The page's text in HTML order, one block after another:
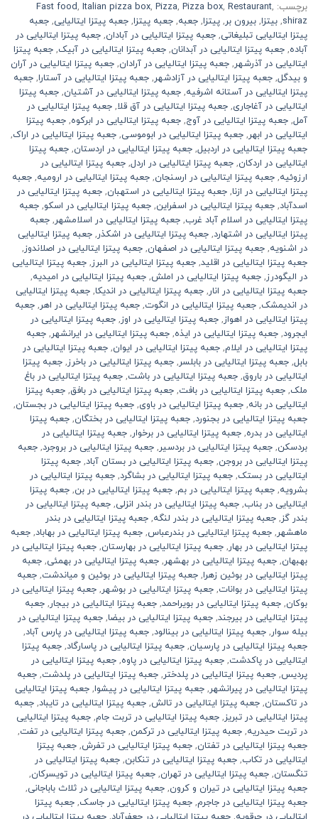
برچسب:
Fast food, Italian pizza box, Pizza, Pizza box, Restaurant,
shiraz
, بيتزا, بیرون بر, پیتزا, جعبه, جعبه پیتزا, جعبه پیتزا ایتالیایی, جعبه
پیتزا ایتالیایی تبلیغاتی, جعبه پیتزا ایتالیایی در آبادان, جعبه پیتزا ایتالیایی در
آباده, جعبه پیتزا ایتالیایی در آبدانان, جعبه پیتزا ایتالیایی در آبیک, جعبه پیتزا
ایتالیایی در آذرشهر, جعبه پیتزا ایتالیایی در آرادان, جعبه پیتزا ایتالیایی در آران
و بیدگل, جعبه پیتزا ایتالیایی در آزادشهر, جعبه پیتزا ایتالیایی در آستارا, جعبه
پیتزا ایتالیایی در آستانه اشرفیه, جعبه پیتزا ایتالیایی در آشتیان, جعبه پیتزا
ایتالیایی در آغاجاری, جعبه پیتزا ایتالیایی در آق قلا, جعبه پیتزا ایتالیایی در
آمل, جعبه پیتزا ایتالیایی در آوج, جعبه پیتزا ایتالیایی در ابرکوه, جعبه پیتزا
ایتالیایی در ابهر, جعبه پیتزا ایتالیایی در ابوموسی, جعبه پیتزا ایتالیایی در اراک,
جعبه پیتزا ایتالیایی در اردبیل, جعبه پیتزا ایتالیایی در اردستان, جعبه پیتزا
ایتالیایی در اردکان, جعبه پیتزا ایتالیایی در اردل, جعبه پیتزا ایتالیایی در
ارزوئیه, جعبه پیتزا ایتالیایی در ارسنجان, جعبه پیتزا ایتالیایی در ارومیه, جعبه
پیتزا ایتالیایی در ازنا, جعبه پیتزا ایتالیایی در استهبان, جعبه پیتزا ایتالیایی در
اسدآباد, جعبه پیتزا ایتالیایی در اسفراین, جعبه پیتزا ایتالیایی در اسکو, جعبه
پیتزا ایتالیایی در اسلام آباد غرب, جعبه پیتزا ایتالیایی در اسلامشهر, جعبه
پیتزا ایتالیایی در اشتهارد, جعبه پیتزا ایتالیایی در اشکذر, جعبه پیتزا ایتالیایی
در اشنویه, جعبه پیتزا ایتالیایی در اصفهان, جعبه پیتزا ایتالیایی در اصلاندوز,
جعبه پیتزا ایتالیایی در اقلید, جعبه پیتزا ایتالیایی در البرز, جعبه پیتزا ایتالیایی
در الیگودرز, جعبه پیتزا ایتالیایی در املش, جعبه پیتزا ایتالیایی در امیدیه,
جعبه پیتزا ایتالیایی در انار, جعبه پیتزا ایتالیایی در اندیکا, جعبه پیتزا ایتالیایی
در اندیمشک, جعبه پیتزا ایتالیایی در انگوت, جعبه پیتزا ایتالیایی در اهر, جعبه
پیتزا ایتالیایی در اهواز, جعبه پیتزا ایتالیایی در اوز, جعبه پیتزا ایتالیایی در
ایجرود, جعبه پیتزا ایتالیایی در ایذه, جعبه پیتزا ایتالیایی در ایرانشهر, جعبه
پیتزا ایتالیایی در ایلام, جعبه پیتزا ایتالیایی در ایوان, جعبه پیتزا ایتالیایی در
بابل, جعبه پیتزا ایتالیایی در بابلسر, جعبه پیتزا ایتالیایی در باخرز, جعبه پیتزا
ایتالیایی در باروق, جعبه پیتزا ایتالیایی در باشت, جعبه پیتزا ایتالیایی در باغ
ملک, جعبه پیتزا ایتالیایی در بافت, جعبه پیتزا ایتالیایی در بافق, جعبه پیتزا
ایتالیایی در بانه, جعبه پیتزا ایتالیایی در باوی, جعبه پیتزا ایتالیایی در بجستان,
جعبه پیتزا ایتالیایی در بجنورد, جعبه پیتزا ایتالیایی در بختگان, جعبه پیتزا
ایتالیایی در بدره, جعبه پیتزا ایتالیایی در برخوار, جعبه پیتزا ایتالیایی در
بردسکن, جعبه پیتزا ایتالیایی در بردسیر, جعبه پیتزا ایتالیایی در بروجرد, جعبه
پیتزا ایتالیایی در بروجن, جعبه پیتزا ایتالیایی در بستان آباد, جعبه پیتزا
ایتالیایی در بستک, جعبه پیتزا ایتالیایی در بشاگرد, جعبه پیتزا ایتالیایی در
بشرویه, جعبه پیتزا ایتالیایی در بم, جعبه پیتزا ایتالیایی در بن, جعبه پیتزا
ایتالیایی در بناب, جعبه پیتزا ایتالیایی در بندر انزلی, جعبه پیتزا ایتالیایی در
بندر گز, جعبه پیتزا ایتالیایی در بندر لنگه, جعبه پیتزا ایتالیایی در بندر
ماهشهر, جعبه پیتزا ایتالیایی در بندرعباس, جعبه پیتزا ایتالیایی در بهاباد, جعبه
پیتزا ایتالیایی در بهار, جعبه پیتزا ایتالیایی در بهارستان, جعبه پیتزا ایتالیایی در
بهبهان, جعبه پیتزا ایتالیایی در بهشهر, جعبه پیتزا ایتالیایی در بهمئی, جعبه
پیتزا ایتالیایی در بوئین زهرا, جعبه پیتزا ایتالیایی در بوئین و میاندشت, جعبه
پیتزا ایتالیایی در بوانات, جعبه پیتزا ایتالیایی در بوشهر, جعبه پیتزا ایتالیایی در
بوکان, جعبه پیتزا ایتالیایی در بویراحمد, جعبه پیتزا ایتالیایی در بیجار, جعبه
پیتزا ایتالیایی در بیرجند, جعبه پیتزا ایتالیایی در بیضا, جعبه پیتزا ایتالیایی در
بیله سوار, جعبه پیتزا ایتالیایی در بینالود, جعبه پیتزا ایتالیایی در پارس آباد,
جعبه پیتزا ایتالیایی در پارسیان, جعبه پیتزا ایتالیایی در پاسارگاد, جعبه پیتزا
ایتالیایی در پاکدشت, جعبه پیتزا ایتالیایی در پاوه, جعبه پیتزا ایتالیایی در
پردیس, جعبه پیتزا ایتالیایی در پلدختر, جعبه پیتزا ایتالیایی در پلدشت, جعبه
پیتزا ایتالیایی در پیرانشهر, جعبه پیتزا ایتالیایی در پیشوا, جعبه پیتزا ایتالیایی
در تاکستان, جعبه پیتزا ایتالیایی در تالش, جعبه پیتزا ایتالیایی در تایباد, جعبه
پیتزا ایتالیایی در تبریز, جعبه پیتزا ایتالیایی در تربت جام, جعبه پیتزا ایتالیایی
در تربت حیدریه, جعبه پیتزا ایتالیایی در ترکمن, جعبه پیتزا ایتالیایی در تفت,
جعبه پیتزا ایتالیایی در تفتان, جعبه پیتزا ایتالیایی در تفرش, جعبه پیتزا
ایتالیایی در تکاب, جعبه پیتزا ایتالیایی در تنکابن, جعبه پیتزا ایتالیایی در
تنگستان, جعبه پیتزا ایتالیایی در تهران, جعبه پیتزا ایتالیایی در تویسرکان,
جعبه پیتزا ایتالیایی در تیران و کرون, جعبه پیتزا ایتالیایی در ثلاث باباجانی,
جعبه پیتزا ایتالیایی در جاجرم, جعبه پیتزا ایتالیایی در جاسک, جعبه پیتزا